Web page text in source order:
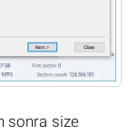
sonra size